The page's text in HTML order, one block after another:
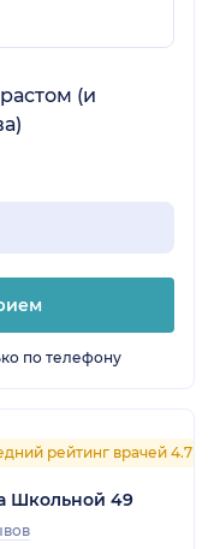
(и
по телефону
рейтинг врачей 4.7
Школьной 49